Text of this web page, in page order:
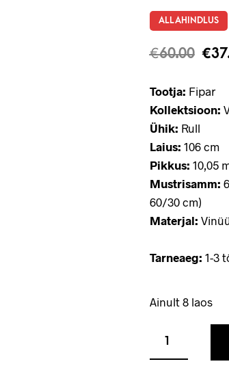
ALLAHINDLUS
€60.00 €
Tootja: Fipar
Kollektsioon:
Ühik: Rull
Laius: 106 cm
Pikkus: 10,05
Mustrisamm:
60/30 cm)
Materjal:
Tarneaeg: 1-3
Ainult 8 laos